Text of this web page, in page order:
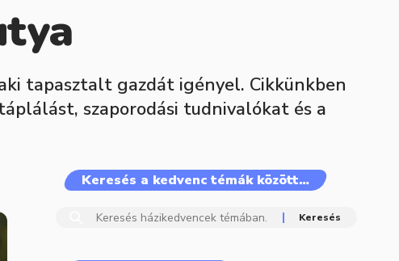
tapasztalt gazdát igényel. Cikkünkben
szaporodási tudnivalókat és a
Keresés a kedvenc témák között…